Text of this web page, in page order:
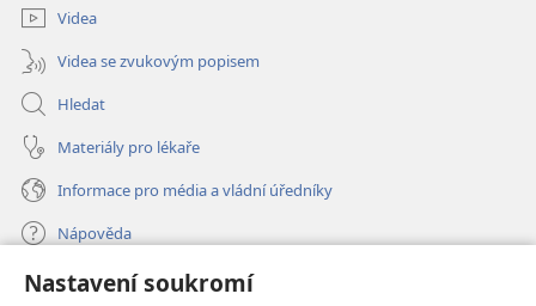
Nastavení soukromí
Videa
Videa se zvukovým popisem
Hledat
Materiály pro lékaře
Informace pro média a vládní úředníky
Nápověda
Dary